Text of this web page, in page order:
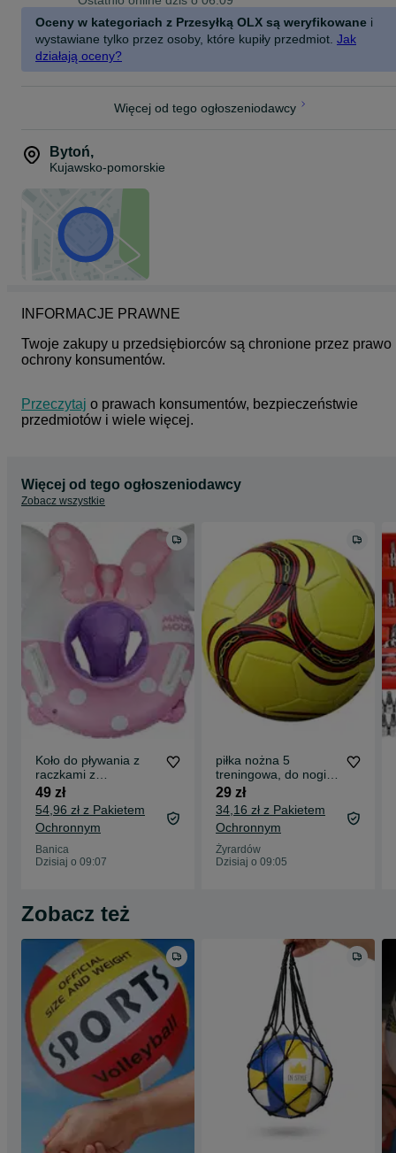
Oceny w kategoriach z Przesyłką OLX są weryfikowane i
wystawiane tylko przez osoby, które kupiły przedmiot. Jak
działają oceny?
Więcej od tego ogłoszeniodawcy
Bytoń,
Kujawsko-pomorskie
INFORMACJE PRAWNE
Twoje zakupy u przedsiębiorców są chronione przez prawo
ochrony konsumentów.
Przeczytaj o prawach konsumentów, bezpieczeństwie
przedmiotów i wiele więcej.
Więcej od tego ogłoszeniodawcy
Zobacz wszystkie
Koło do pływania z
raczkami z
siedziskiem
49 zł
54,96 zł z Pakietem
Ochronnym
Banica
Dzisiaj o 09:07
piłka nożna 5
treningowa, do nogi,
kolorowa, do gry
29 zł
34,16 zł z Pakietem
Ochronnym
Żyrardów
Dzisiaj o 09:05
Zobacz też